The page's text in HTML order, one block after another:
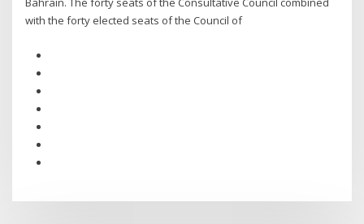
with the forty elected seats of the Council of